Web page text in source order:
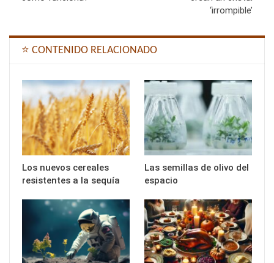
‘irrompible’
⭐ CONTENIDO RELACIONADO
Los nuevos cereales
resistentes a la sequía
Las semillas de olivo del
espacio